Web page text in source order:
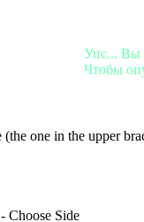
one in the upper
Choose Side
Упс... Вы
Чтобы